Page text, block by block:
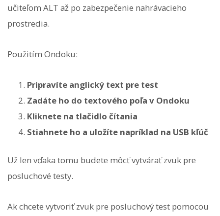
učiteľom ALT až po zabezpečenie nahrávacieho
prostredia.
Použitím Ondoku:
Pripravíte anglický text pre test
Zadáte ho do textového poľa v Ondoku
Kliknete na tlačidlo čítania
Stiahnete ho a uložíte napríklad na USB kľúč
Už len vďaka tomu budete môcť vytvárať zvuk pre
posluchové testy.
Ak chcete vytvoriť zvuk pre posluchový test pomocou